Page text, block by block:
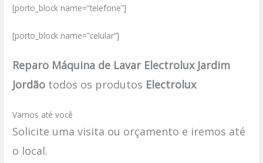
[porto_block name=”telefone”]
[porto_block name=”celular”]
Reparo Máquina de Lavar Electrolux Jardim
Jordão todos os produtos Electrolux
Vamos até você
Solicite uma visita ou orçamento e iremos até
o local.